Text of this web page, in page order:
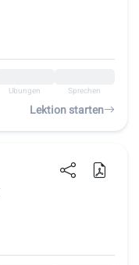
Übungen Sprechen
Lektion starten